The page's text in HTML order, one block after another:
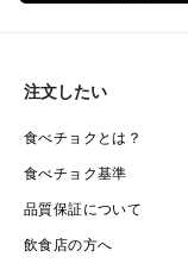
注文したい
食べチョクとは？
食べチョク基準
品質保証について
飲食店の方へ